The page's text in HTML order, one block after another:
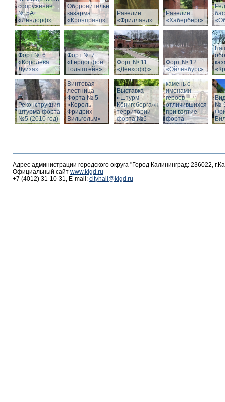
сооружение
№ 5А
«Лендорф»
Оборонительная
казарма
«Кронпринц»
Равелин
«Фридланд»
Равелин
«Хаберберг»
Форт № 6
«Королева
Луиза»
Форт № 7
«Герцог фон
Гольштейн»
Форт № 11
«Дёнхофф»
Форт № 12
«Ойленбург»
Реконструкция
штурма форта
№5 (2010 год)
Винтовая
лестница
Форта № 5
«Король
Фридрих
Вильгельм»
Выставка
«Штурм
Кёнигсберга»на
территории
форта №5
Мемориальный
камень с
именами
героев
отличившихся
при взятие
форта
№-
Адрес администрации городского округа "Город Калининград: 236022,
Официальный сайт www.klgd.ru
+7 (4012) 31-10-31, E-mail: cityhall@klgd.ru